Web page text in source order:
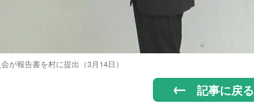
が報告書を村に提出（3月14日）
記事に戻る